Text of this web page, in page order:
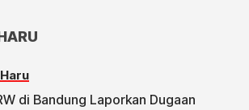
di Bandung Laporkan Dugaan